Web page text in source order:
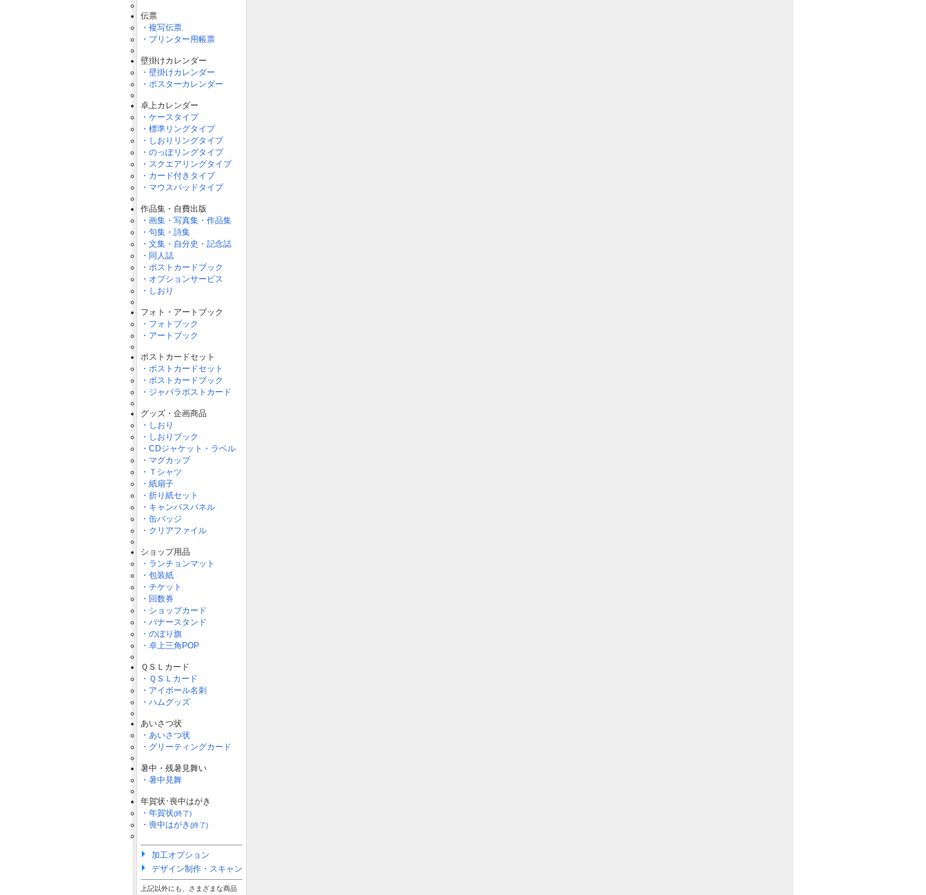
伝票
・複写伝票
・プリンター用帳票
壁掛けカレンダー
・壁掛けカレンダー
・ポスターカレンダー
卓上カレンダー
・ケースタイプ
・標準リングタイプ
・しおりリングタイプ
・のっぽリングタイプ
・スクエアリングタイプ
・カード付きタイプ
・マウスパッドタイプ
作品集・自費出版
・画集・写真集・作品集
・句集・詩集
・文集・自分史・記念誌
・同人誌
・ポストカードブック
・オプションサービス
・しおり
フォト・アートブック
・フォトブック
・アートブック
ポストカードセット
・ポストカードセット
・ポストカードブック
・ジャバラポストカード
グッズ・企画商品
・しおり
・しおりブック
・CDジャケット・ラベル
・マグカップ
・Ｔシャツ
・紙扇子
・折り紙セット
・キャンバスパネル
・缶バッジ
・クリアファイル
ショップ用品
・ランチョンマット
・包装紙
・チケット
・回数券
・ショップカード
・バナースタンド
・のぼり旗
・卓上三角POP
ＱＳＬカード
・ＱＳＬカード
・アイボール名刺
・ハムグッズ
あいさつ状
・あいさつ状
・グリーティングカード
暑中・残暑見舞い
・暑中見舞
年賀状･喪中はがき
・年賀状(終了)
・喪中はがき(終了)
加工オプション
デザイン制作・スキャン
上記以外にも、さまざまな商品